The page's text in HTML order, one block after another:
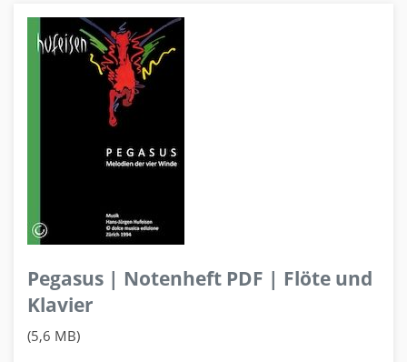
Pegasus | Notenheft PDF | Flöte und
Klavier
(5,6 MB)